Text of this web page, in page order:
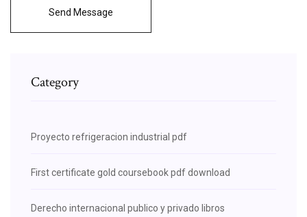
Send Message
Category
Proyecto refrigeracion industrial pdf
First certificate gold coursebook pdf download
Derecho internacional publico y privado libros